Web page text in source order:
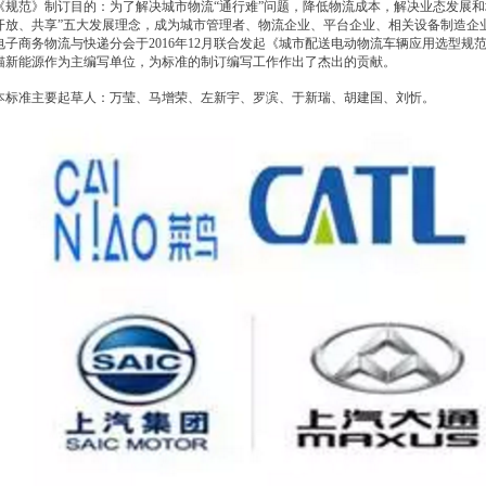
《规范》制订目的：为了解决城市物流“通行难”问题，降低物流成本，解决业态发展
放、共享”五大发展理念，成为城市管理者、物流企业、平台企业、相关设备制造
子商务物流与快递分会于2016年12月联合发起《城市配送电动物流车辆应用选型
新能源作为主编写单位，为标准的制订编写工作作出了杰出的贡献。
标准主要起草人：万莹、马增荣、左新宇、罗滨、于新瑞、胡建国、刘忻。